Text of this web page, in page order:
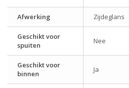
Afwerking Zijdeglans
Geschikt voor
spuiten
Nee
Geschikt voor
binnen
Ja